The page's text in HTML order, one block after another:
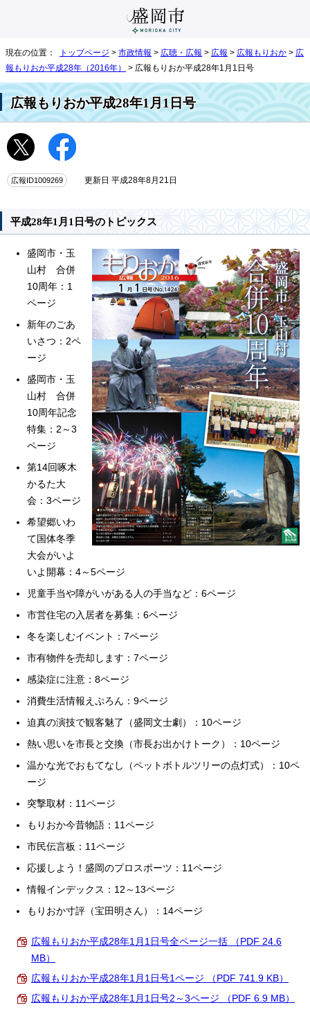
現在の位置： トップページ > 市政情報 > 広聴・広報 > 広報 > 広報もりおか > 広
報もりおか平成28年（2016年）
> 広報もりおか平成28年1月1日号
広報もりおか平成28年1月1日号
広報ID1009269 更新日 平成28年8月21日
平成28年1月1日号のトピックス
盛岡市・玉
山村 合併
10周年：1
ページ
新年のごあ
いさつ：2ペ
ージ
盛岡市・玉
山村 合併
10周年記念
特集：2～3
ページ
第14回啄木
かるた大
会：3ページ
希望郷いわ
て国体冬季
大会がいよ
いよ開幕：4～5ページ
児童手当や障がいがある人の手当など：6ページ
市営住宅の入居者を募集：6ページ
冬を楽しむイベント：7ページ
市有物件を売却します：7ページ
感染症に注意：8ページ
消費生活情報えぷろん：9ページ
迫真の演技で観客魅了（盛岡文士劇）：10ページ
熱い思いを市長と交換（市長お出かけトーク）：10ページ
温かな光でおもてなし（ペットボトルツリーの点灯式）：10ペ
ージ
突撃取材：11ページ
もりおか今昔物語：11ページ
市民伝言板：11ページ
応援しよう！盛岡のプロスポーツ：11ページ
情報インデックス：12～13ページ
もりおか寸評（宝田明さん）：14ページ
広報もりおか平成28年1月1日号全ページ一括 （PDF 24.6
MB）
広報もりおか平成28年1月1日号1ページ （PDF 741.9 KB）
広報もりおか平成28年1月1日号2～3ページ （PDF 6.9 MB）